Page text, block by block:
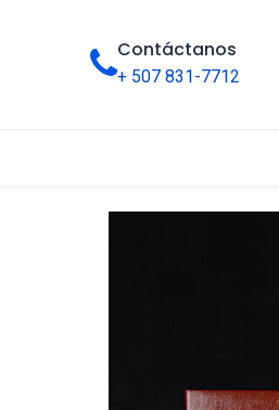
Contáctanos
+ 507 831-7712